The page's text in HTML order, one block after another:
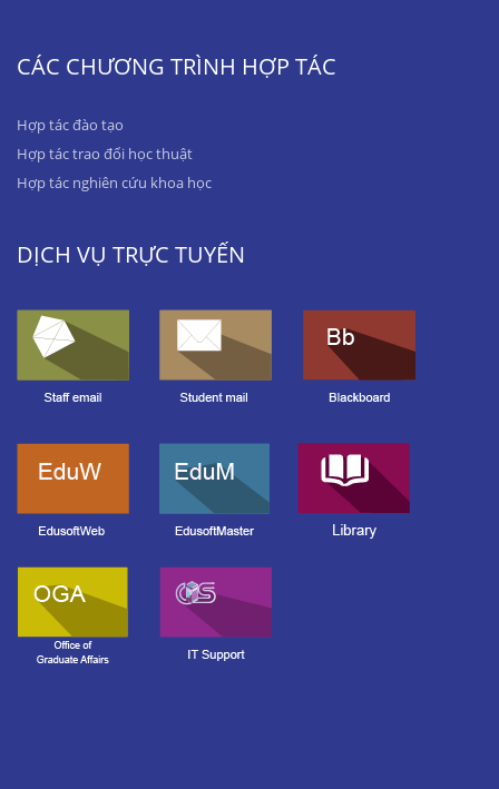
CÁC CHƯƠNG TRÌNH HỢP TÁC
Hợp tác đào tạo
Hợp tác trao đổi học thuật
Hợp tác nghiên cứu khoa học
DỊCH VỤ TRỰC TUYẾN